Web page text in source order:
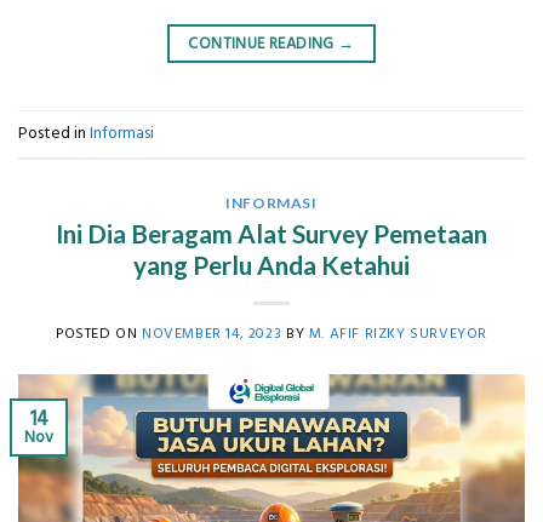
CONTINUE READING →
Posted in Informasi
INFORMASI
Ini Dia Beragam Alat Survey Pemetaan
yang Perlu Anda Ketahui
POSTED ON NOVEMBER 14, 2023 BY M. AFIF RIZKY SURVEYOR
14
Nov